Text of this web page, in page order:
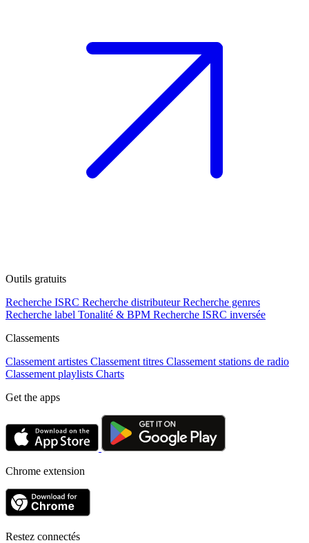
Outils gratuits
Recherche ISRC Recherche distributeur Recherche genres
Recherche label Tonalité & BPM Recherche ISRC inversée
Classements
Classement artistes Classement titres Classement stations de radio
Classement playlists Charts
Get the apps
Chrome extension
Restez connectés